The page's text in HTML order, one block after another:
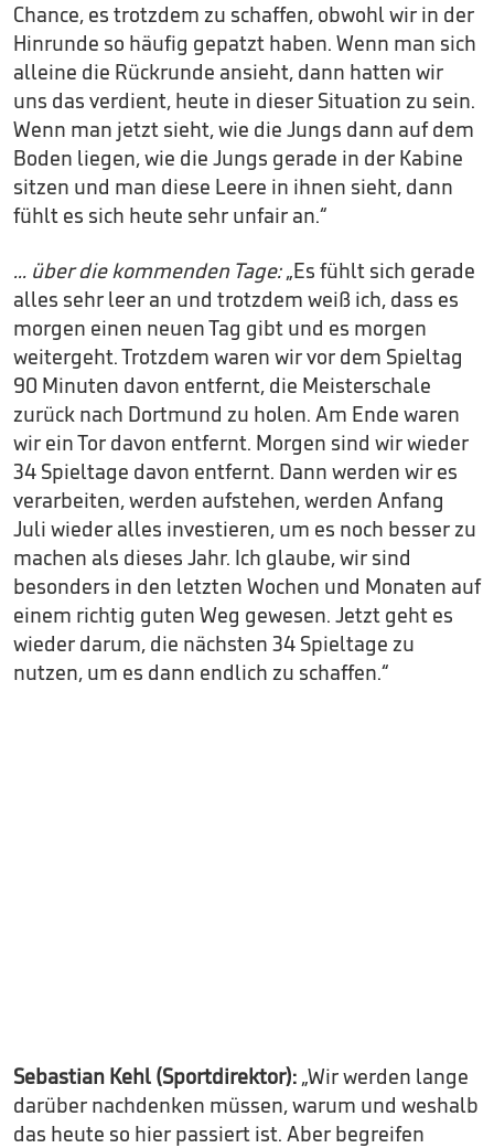
Chance, es trotzdem zu schaffen, obwohl wir in der
Hinrunde so häufig gepatzt haben. Wenn man sich
alleine die Rückrunde ansieht, dann hatten wir
uns das verdient, heute in dieser Situation zu sein.
Wenn man jetzt sieht, wie die Jungs dann auf dem
Boden liegen, wie die Jungs gerade in der Kabine
sitzen und man diese Leere in ihnen sieht, dann
fühlt es sich heute sehr unfair an.“
... über die kommenden Tage:„Es fühlt sich gerade
alles sehr leer an und trotzdem weiß ich, dass es
morgen einen neuen Tag gibt und es morgen
weitergeht. Trotzdem waren wir vor dem Spieltag
90 Minuten davon entfernt, die Meisterschale
zurück nach Dortmund zu holen. Am Ende waren
wir ein Tor davon entfernt. Morgen sind wir wieder
34 Spieltage davon entfernt. Dann werden wir es
verarbeiten, werden aufstehen, werden Anfang
Juli wieder alles investieren, um es noch besser zu
machen als dieses Jahr. Ich glaube, wir sind
besonders in den letzten Wochen und Monaten auf
einem richtig guten Weg gewesen. Jetzt geht es
wieder darum, die nächsten 34 Spieltage zu
nutzen, um es dann endlich zu schaffen.“
Sebastian Kehl (Sportdirektor): „Wir werden lange
darüber nachdenken müssen, warum und weshalb
das heute so hier passiert ist. Aber begreifen